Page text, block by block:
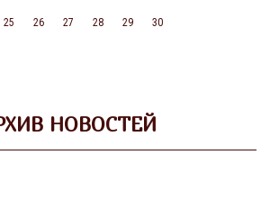
25 26 27 28 29 30
НОВОСТЕЙ